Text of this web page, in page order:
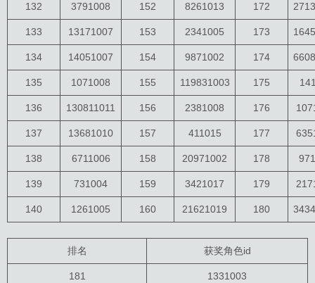
132 3791008 152 8261013 172
133 13171007 153 2341005 173
134 14051007 154 9871002 174
135 1071008 155 119831003 175
136 130811011 156 2381008 176
137 13681010 157 411015 177
138 6711006 158 20971002 178
139 731004 159 3421017 179
140 1261005 160 21621019 180
排名 获奖角色id
181 1331003